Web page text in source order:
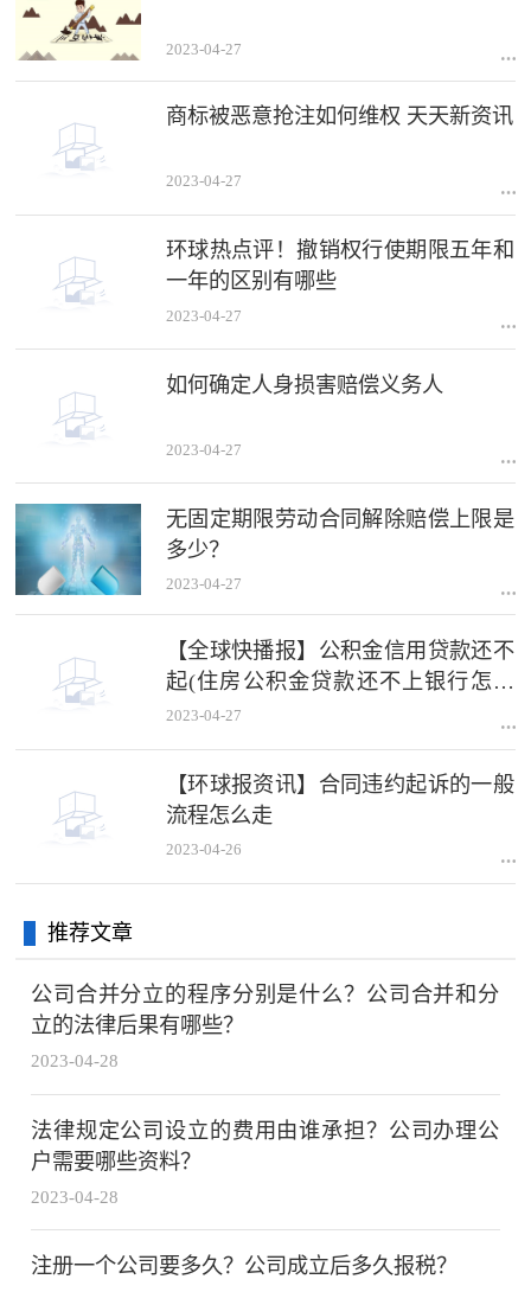
2023-04-27
商标被恶意抢注如何维权 天天新资讯
2023-04-27
环球热点评！撤销权行使期限五年和
一年的区别有哪些
2023-04-27
如何确定人身损害赔偿义务人
2023-04-27
无固定期限劳动合同解除赔偿上限是
多少？
2023-04-27
【全球快播报】公积金信用贷款还不
起(住房公积金贷款还不上银行怎么
做)
2023-04-27
【环球报资讯】合同违约起诉的一般
流程怎么走
2023-04-26
推荐文章
公司合并分立的程序分别是什么？公司合并和分
立的法律后果有哪些？
2023-04-28
法律规定公司设立的费用由谁承担？公司办理公
户需要哪些资料？
2023-04-28
注册一个公司要多久？公司成立后多久报税？